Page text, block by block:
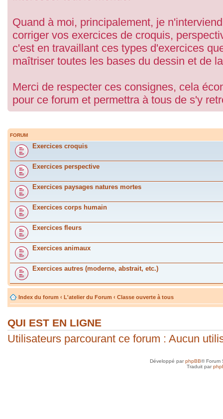
Quand à moi, principalement, je
corriger vos exercices de croquis,
c'est en travaillant ces types d'exercices
maîtriser toutes les bases du dessin et de
Merci de respecter ces consignes, cela
pour ce forum et permettra à tous de s'y
FORUM
Exercices croquis
Exercices perspective
Exercices paysages natures mortes
Exercices corps humain
Exercices fleurs
Exercices animaux
Exercices autres (moderne, abstrait, etc.)
Index du forum ‹ L'atelier du Forum ‹ Classe ouverte à tous
QUI EST EN LIGNE
Utilisateurs parcourant ce forum : Aucun
Développé parphpBB® Forum
Traduit par